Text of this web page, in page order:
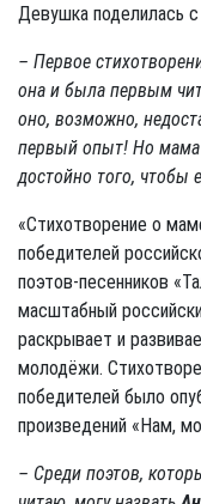
Девушка поделилась
– Первое
она и была первым
оно, возможно,
первый опыт! Но мама
достойно того, чтобы
«Стихотворение о
победителей
поэтов-песенников
масштабный
раскрывает и
молодёжи.
победителей было
произведений «Нам,
– Среди поэтов,